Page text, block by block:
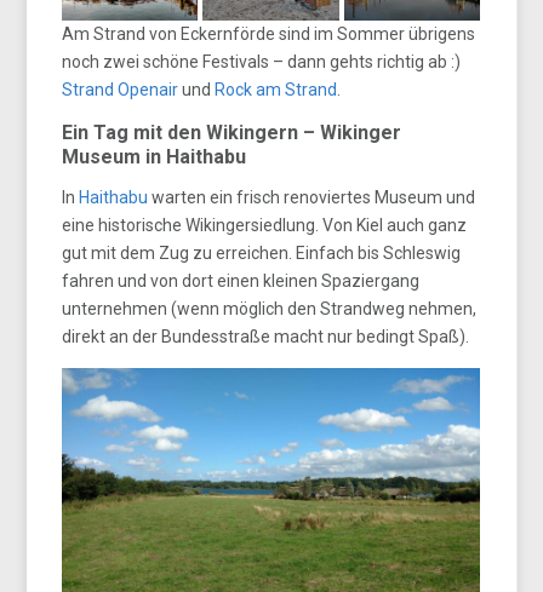
Am Strand von Eckernförde sind im Sommer übrigens
noch zwei schöne Festivals – dann gehts richtig ab :)
Strand Openairund Rock am Strand.
Ein Tag mit den Wikingern – Wikinger
Museum in Haithabu
In Haithabuwarten ein frisch renoviertes Museum und
eine historische Wikingersiedlung. Von Kiel auch ganz
gut mit dem Zug zu erreichen. Einfach bis Schleswig
fahren und von dort einen kleinen Spaziergang
unternehmen (wenn möglich den Strandweg nehmen,
direkt an der Bundesstraße macht nur bedingt Spaß).